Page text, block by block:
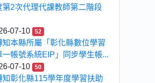
第2次代理代課教師第二階段
07-10
52
知本縣所屬「彰化縣數位學習
一帳號系統EIP」同步學生帳...
07-10
50
知彰化縣115學年度學習扶助